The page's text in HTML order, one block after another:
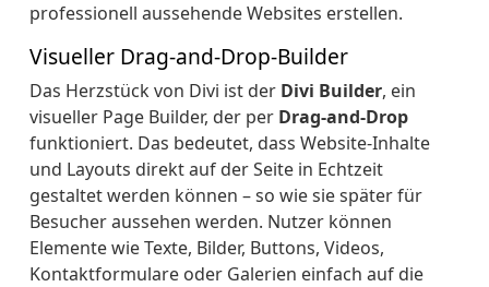
professionell aussehende Websites erstellen.
Visueller Drag-and-Drop-Builder
Das Herzstück von Divi ist der Divi Builder, ein
visueller Page Builder, der per Drag-and-Drop
funktioniert. Das bedeutet, dass Website-Inhalte
und Layouts direkt auf der Seite in Echtzeit
gestaltet werden können – so wie sie später für
Besucher aussehen werden. Nutzer können
Elemente wie Texte, Bilder, Buttons, Videos,
Kontaktformulare oder Galerien einfach auf die